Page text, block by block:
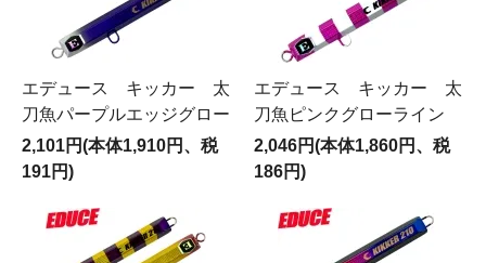
エデュース キッカー 太
刀魚パープルエッジグロー
2,101円(本体1,910円、税
191円)
エデュース キッカー 太
刀魚ピンクグローライン
2,046円(本体1,860円、税
186円)